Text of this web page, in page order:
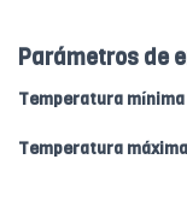
Parámetros de
Temperatura
Temperatura